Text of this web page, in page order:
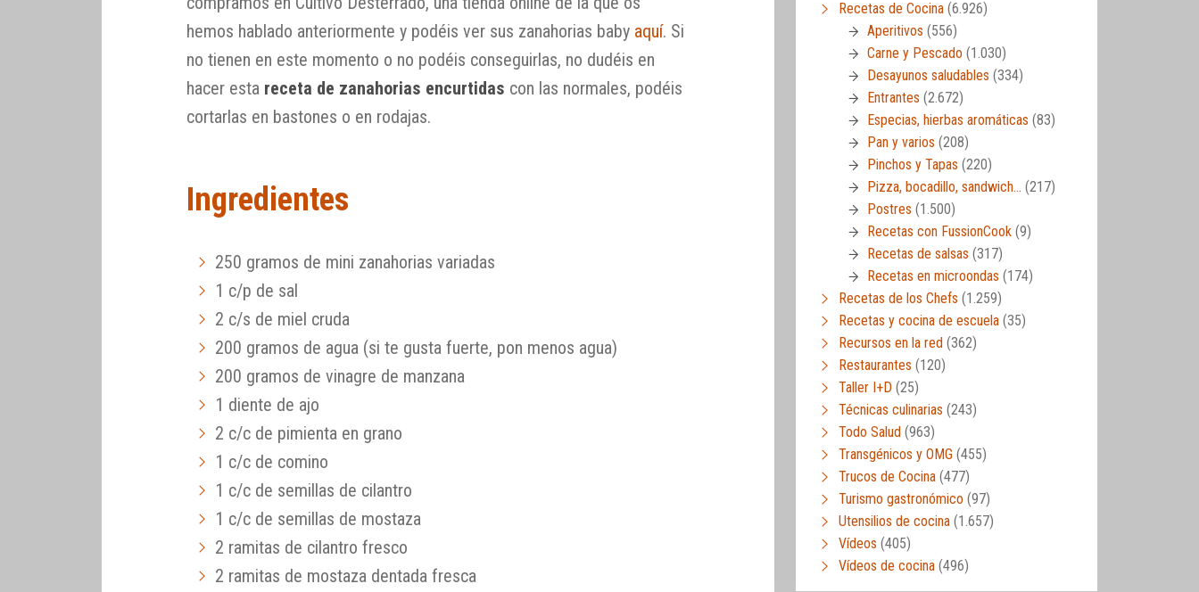
hemos hablado anteriormente y podéis ver sus zanahorias baby aquí. Si
no tienen en este momento o no podéis conseguirlas, no dudéis en
hacer esta receta de zanahorias encurtidas con las normales, podéis
cortarlas en bastones o en rodajas.
Ingredientes
250 gramos de mini zanahorias variadas
1 c/p de sal
2 c/s de miel cruda
200 gramos de agua (si te gusta fuerte, pon menos agua)
200 gramos de vinagre de manzana
1 diente de ajo
2 c/c de pimienta en grano
1 c/c de comino
1 c/c de semillas de cilantro
1 c/c de semillas de mostaza
2 ramitas de cilantro fresco
2 ramitas de mostaza dentada fresca
Recetas de Cocina (6.926)
Aperitivos (556)
Carne y Pescado (1.030)
Desayunos saludables (334)
Entrantes (2.672)
Especias, hierbas aromáticas (83)
Pan y varios (208)
Pinchos y Tapas (220)
Pizza, bocadillo, sandwich… (217)
Postres (1.500)
Recetas con FussionCook (9)
Recetas de salsas (317)
Recetas en microondas (174)
Recetas de los Chefs (1.259)
Recetas y cocina de escuela (35)
Recursos en la red (362)
Restaurantes (120)
Taller I+D (25)
Técnicas culinarias (243)
Todo Salud (963)
Transgénicos y OMG (455)
Trucos de Cocina (477)
Turismo gastronómico (97)
Utensilios de cocina (1.657)
Vídeos (405)
Vídeos de cocina (496)